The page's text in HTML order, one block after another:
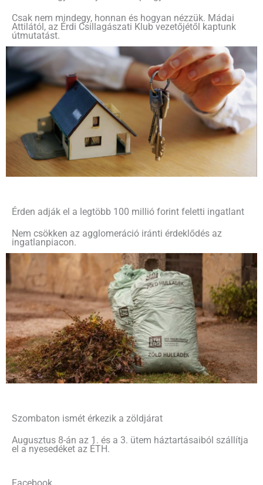
Csak nem mindegy, honnan és hogyan nézzük. Mádai
Attilától, az Érdi Csillagászati Klub vezetőjétől kaptunk
útmutatást.
Érden adják el a legtöbb 100 millió forint feletti ingatlant
Nem csökken az agglomeráció iránti érdeklődés az
ingatlanpiacon.
Szombaton ismét érkezik a zöldjárat
Augusztus 8-án az 1. és a 3. ütem háztartásaiból szállítja
el a nyesedéket az ÉTH.